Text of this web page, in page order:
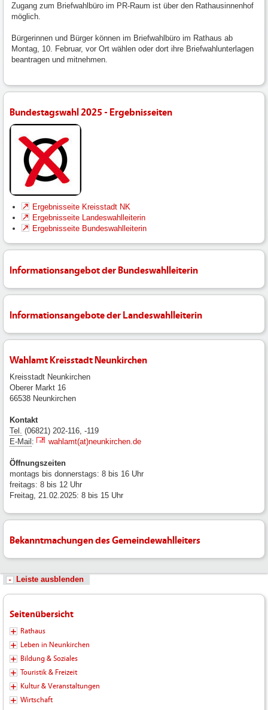
Zugang zum Briefwahlbüro im PR-Raum ist über den Rathausinnenhof
möglich.
Bürgerinnen und Bürger können im Briefwahlbüro im Rathaus ab
Montag, 10. Februar, vor Ort wählen oder dort ihre Briefwahlunterlagen
beantragen und mitnehmen.
Bundestagswahl 2025 - Ergebnisseiten
Ergebnisseite Kreisstadt NK
Ergebnisseite Landeswahlleiterin
Ergebnisseite Bundeswahlleiterin
Informationsangebot der Bundeswahlleiterin
Informationsangebote der Landeswahlleiterin
Wahlamt Kreisstadt Neunkirchen
Kreisstadt Neunkirchen
Oberer Markt 16
66538 Neunkirchen
Kontakt
Tel. (06821) 202-116, -119
E-Mail: wahlamt(at)neunkirchen.de
Öffnungszeiten
montags bis donnerstags: 8 bis 16 Uhr
freitags: 8 bis 12 Uhr
Freitag, 21.02.2025: 8 bis 15 Uhr
Bekanntmachungen des Gemeindewahlleiters
Leiste ausblenden
Seitenübersicht
Rathaus
Leben in Neunkirchen
Bildung & Soziales
Touristik & Freizeit
Kultur & Veranstaltungen
Wirtschaft